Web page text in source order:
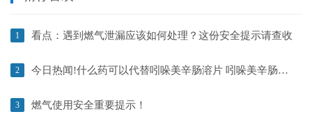
1 看点：遇到燃气泄漏应该如何处理？这份安全提示请查收
2 今日热闻!什么药可以代替吲哚美辛肠溶片 吲哚美辛肠溶片替代药
3 燃气使用安全重要提示！